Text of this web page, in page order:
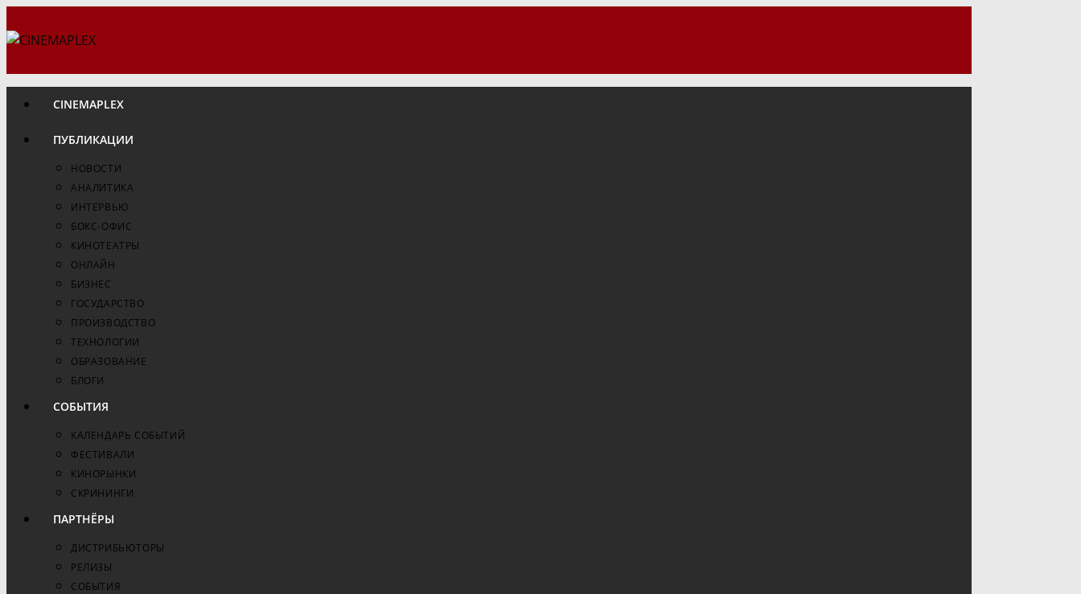
к
CINEMAPLEX
ПУБЛИКАЦИИ
НОВОСТИ
АНАЛИТИКА
ИНТЕРВЬЮ
БОКС-ОФИС
КИНОТЕАТРЫ
ОНЛАЙН
БИЗНЕС
ГОСУДАРСТВО
ПРОИЗВОДСТВО
ТЕХНОЛОГИИ
ОБРАЗОВАНИЕ
БЛОГИ
СОБЫТИЯ
КАЛЕНДАРЬ СОБЫТИЙ
ФЕСТИВАЛИ
КИНОРЫНКИ
СКРИНИНГИ
ПАРТНЁРЫ
ДИСТРИБЬЮТОРЫ
РЕЛИЗЫ
СОБЫТИЯ